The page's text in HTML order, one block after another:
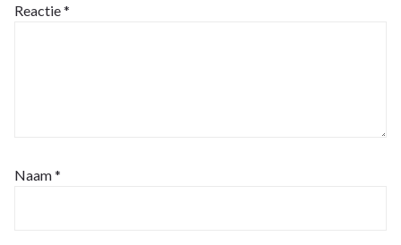
Reactie*
Naam*